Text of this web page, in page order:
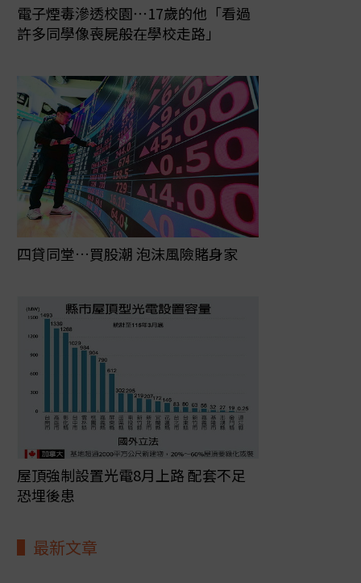
電子煙毒滲透校園⋯17歲的他「看過
許多同學像喪屍般在學校走路」
四貸同堂…買股潮 泡沫風險賭身家
屋頂強制設置光電8月上路 配套不足
恐埋後患
最新文章